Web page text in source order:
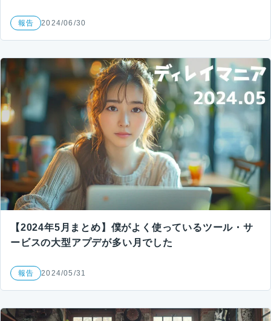
報告 2024/06/30
【2024年5月まとめ】僕がよく使っているツール・サ
ービスの大型アプデが多い月でした
報告 2024/05/31